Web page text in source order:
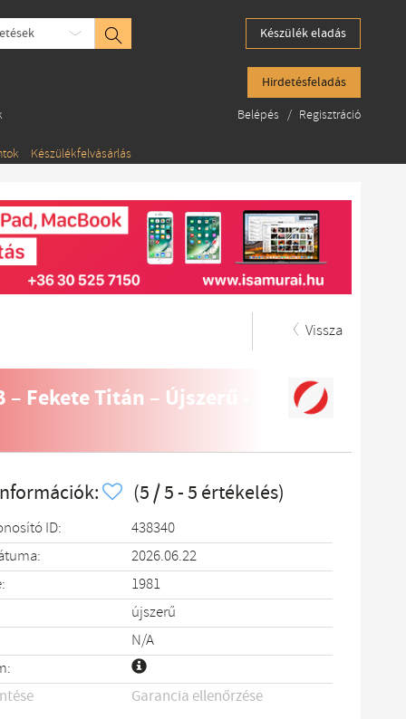
Készülék eladás
Hirdetésfeladás
Készülékfelvásárlás
Belépés / Regisztráció
Vissza
Fekete Titán – Újszerű -
(5 / 5 - 5 értékelés)
ID:
438340
2026.06.22
1981
újszerű
N/A
Garancia ellenőrzése